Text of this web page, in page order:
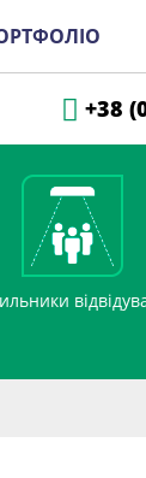
+38